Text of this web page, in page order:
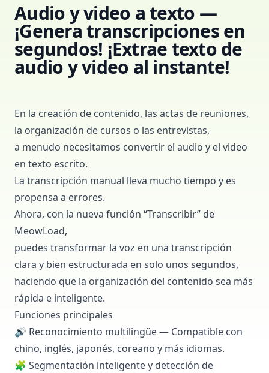
Audio y video a texto —
¡Genera transcripciones en
segundos! ¡Extrae texto de
audio y video al instante!
En la creación de contenido, las actas de reuniones,
la organización de cursos o las entrevistas,
a menudo necesitamos convertir el audio y el video
en texto escrito.
La transcripción manual lleva mucho tiempo y es
propensa a errores.
Ahora, con la nueva función “Transcribir” de
MeowLoad,
puedes transformar la voz en una transcripción
clara y bien estructurada en solo unos segundos,
haciendo que la organización del contenido sea más
rápida e inteligente.
Funciones principales
🔊 Reconocimiento multilingüe — Compatible con
chino, inglés, japonés, coreano y más idiomas.
🧩 Segmentación inteligente y detección de